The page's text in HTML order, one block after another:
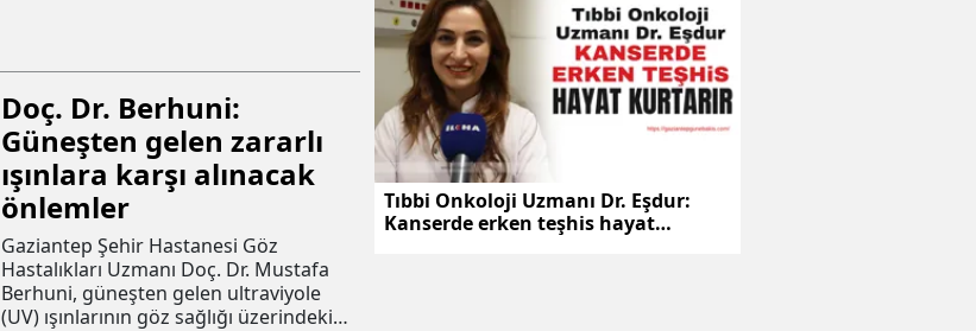
Doç. Dr. Berhuni:
Güneşten gelen zararlı
ışınlara karşı alınacak
önlemler
Gaziantep Şehir Hastanesi Göz
Hastalıkları Uzmanı Doç. Dr. Mustafa
Berhuni, güneşten gelen ultraviyole
(UV) ışınlarının göz sağlığı üzerindeki
Tıbbi Onkoloji Uzmanı Dr. Eşdur:
Kanserde erken teşhis hayat